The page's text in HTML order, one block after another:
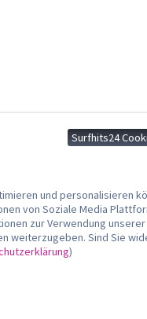
Surfhits24
und personalisieren
von Soziale Media
zur Verwendung
weiterzugeben. Sind Sie
)